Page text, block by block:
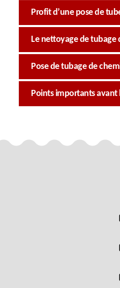
Profit d’une pose de
Le nettoyage de tubage
Pose de tubage de
Points importants avant